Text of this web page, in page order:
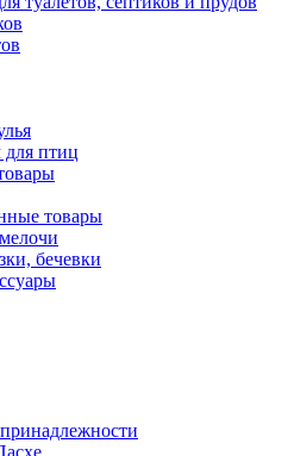
птиц
товары
бечевки